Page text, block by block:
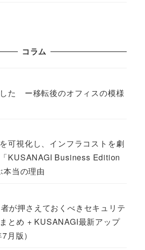
コラム
た ー移転後のオフィスの模様
可視化し、インフラコストを劇
KUSANAGI Business Edition
本当の理由
が押さえておくべきセキュリテ
とめ + KUSANAGI最新アップ
月版）